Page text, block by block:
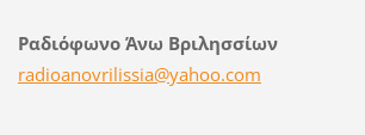
Ραδιόφωνο Άνω Βριλησσίων
radioanovrilissia@yahoo.com